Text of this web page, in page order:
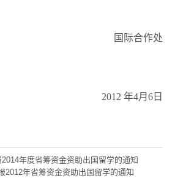
国际合作处
2012 年4月6日
2014年度省筹资金资助出国留学的通知
2012年省筹资金资助出国留学的通知